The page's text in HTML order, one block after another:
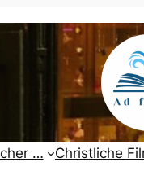
… Christliche